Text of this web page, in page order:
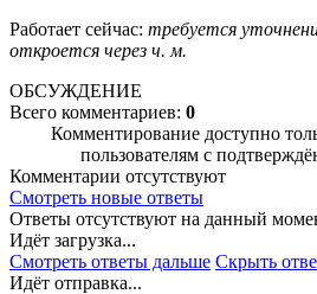
Работает сейчас: требуется
откроется через ч. м.
ОБСУЖДЕНИЕ
Всего комментариев: 0
Комментирование доступно
пользователям с
Комментарии отсутствуют
Смотреть новые ответы
Ответы отсутствуют на данный
Идёт загрузка...
Смотреть ответы дальше Скрыть
Идёт отправка...